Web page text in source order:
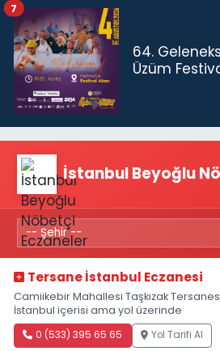
64.
Üzüm
7
İstanbul Beyoğlu
Tersane İstanbul Eczanesi
Camiikebir Mahallesi Taşkızak
İstanbul içerisi ama yol üzerinde
0 (533) 395 65 65 Yol Tarifi Al